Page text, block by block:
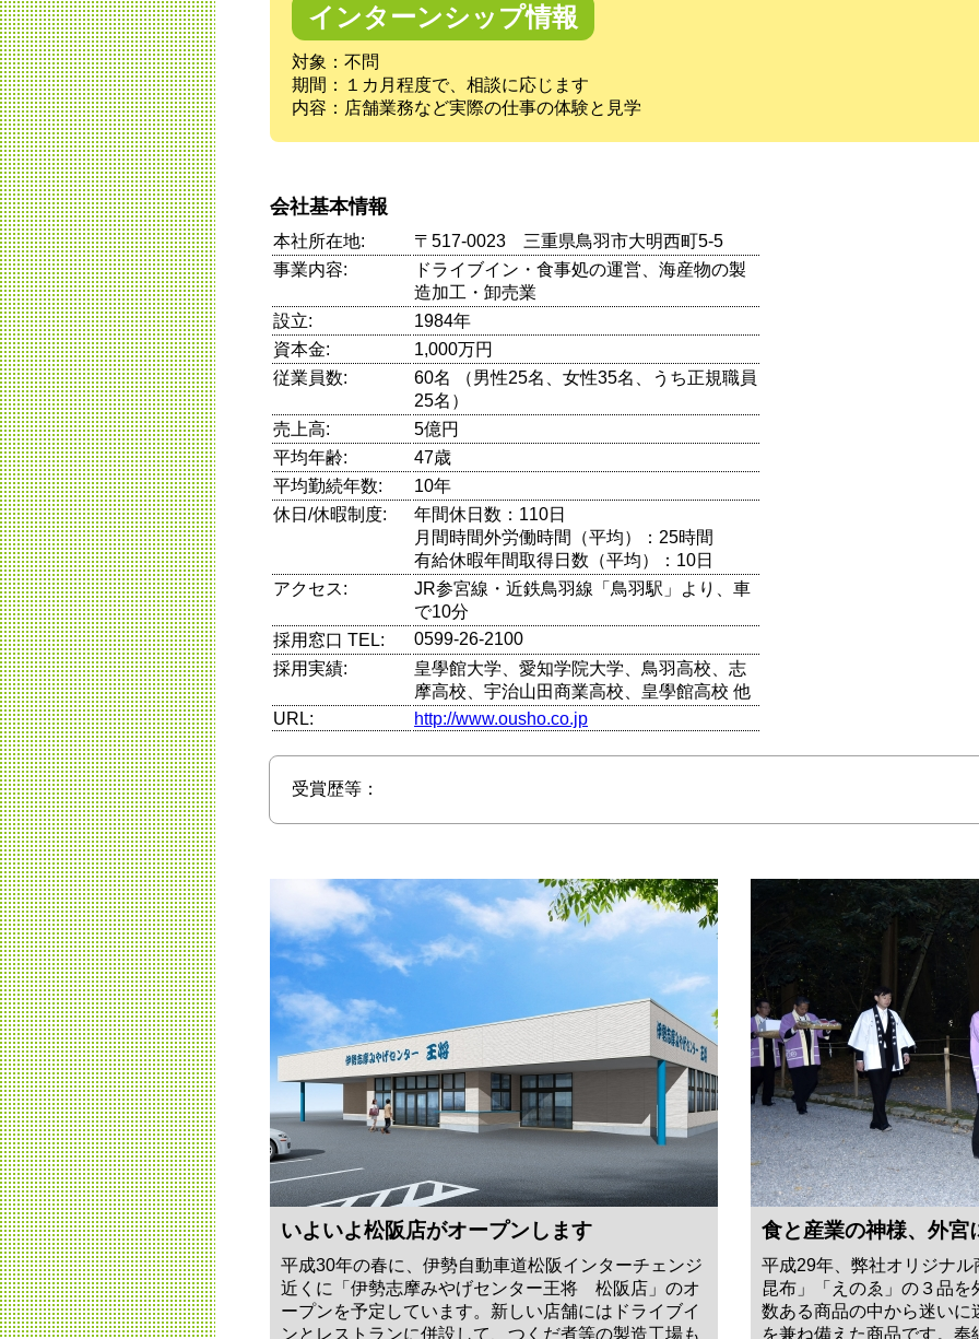
インターンシップ情報
対象：不問
期間：１カ月程度で、相談に応じます
内容：店舗業務など実際の仕事の体験と見学
会社基本情報
本社所在地:
〒517‐0023 三重県鳥羽市大明西町5‐5
事業内容:
ドライブイン・食事処の運営、海産物の製
造加工・卸売業
設立:
1984年
資本金:
1,000万円
従業員数:
60名 （男性25名、女性35名、うち正規職員
25名）
売上高:
5億円
平均年齢:
47歳
平均勤続年数:
10年
休日/休暇制度:
年間休日数：110日
月間時間外労働時間（平均）：25時間
有給休暇年間取得日数（平均）：10日
アクセス:
JR参宮線・近鉄鳥羽線「鳥羽駅」より、車
で10分
採用窓口 TEL:
0599‐26‐2100
採用実績:
皇學館大学、愛知学院大学、鳥羽高校、志
摩高校、宇治山田商業高校、皇學館高校 他
URL:
http://www.ousho.co.jp
受賞歴等：
いよいよ松阪店がオープンします
平成30年の春に、伊勢自動車道松阪インターチェンジ
近くに「伊勢志摩みやげセンター王将 松阪店」のオ
ープンを予定しています。新しい店舗にはドライブイ
ンとレストランに併設して、つくだ煮等の製造工場も
食と産業の神様、外宮
平成29年、弊社オリジナ
昆布」「えのゑ」の３品
数ある商品の中から迷い
を兼ね備えた商品です。